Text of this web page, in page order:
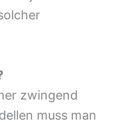
zwingend
muss man